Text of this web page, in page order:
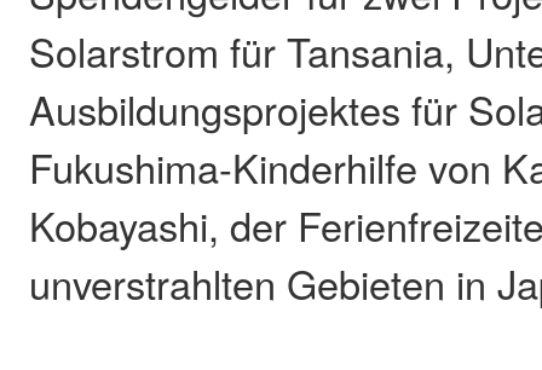
Solarstrom für Tansania,
Ausbildungsprojektes für
Fukushima-Kinderhilfe von
Kobayashi, der
unverstrahlten Gebieten in